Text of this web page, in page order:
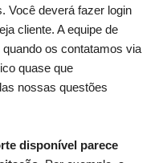
Você deverá fazer login
cliente. A equipe de
quando os contatamos via
quase que
nossas questões
disponível parece